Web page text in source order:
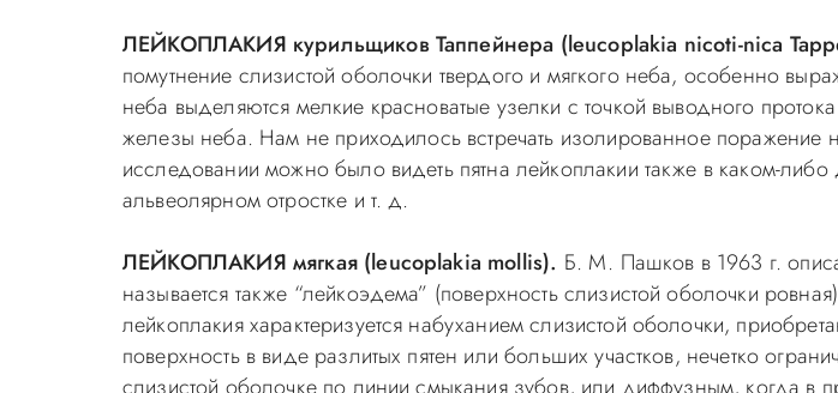
ЛЕЙКОПЛАКИЯ курильщиков Таппейнера (leucoplakia nicoti-nica
помутнение слизистой оболочки твердого и мягкого неба, особенно
неба выделяются мелкие красноватые узелки с точкой выводного
железы неба. Нам не приходилось встречать изолированное поражение
исследовании можно было видеть пятна лейкоплакии также в каком-
альвеолярном отростке и т. д.
ЛЕЙКОПЛАКИЯ мягкая (leucoplakia mollis). Б. М. Пашков в 1963 г.
называется также “лейкоэдема” (поверхность слизистой оболочки
лейкоплакия характеризуется набуханием слизистой оболочки,
поверхность в виде разлитых пятен или больших участков, нечетко